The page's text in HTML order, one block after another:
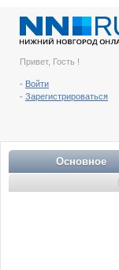
Привет, Гость !
- Войти
- Зарегистрироваться
Основное